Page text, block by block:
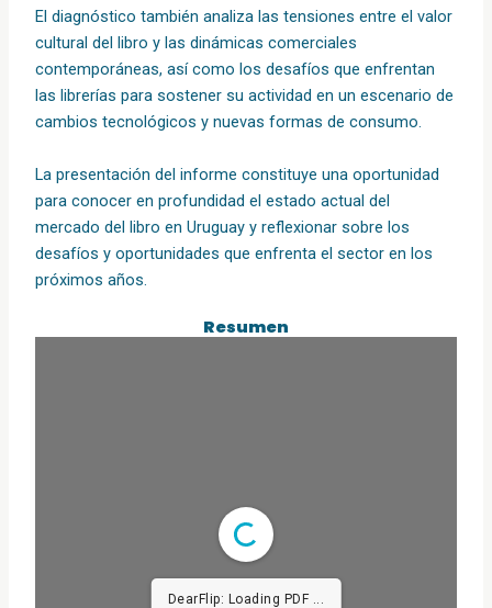
El diagnóstico también analiza las tensiones entre el valor
cultural del libro y las dinámicas comerciales
contemporáneas, así como los desafíos que enfrentan
las librerías para sostener su actividad en un escenario de
cambios tecnológicos y nuevas formas de consumo.
La presentación del informe constituye una oportunidad
para conocer en profundidad el estado actual del
mercado del libro en Uruguay y reflexionar sobre los
desafíos y oportunidades que enfrenta el sector en los
próximos años.
Resumen
DearFlip: Loading PDF ...